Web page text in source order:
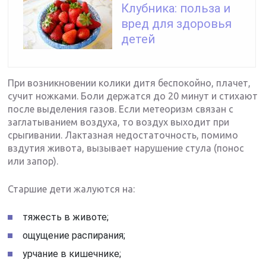
Клубника: польза и
вред для здоровья
детей
При возникновении колики дитя беспокойно, плачет,
сучит ножками. Боли держатся до 20 минут и стихают
после выделения газов. Если метеоризм связан с
заглатыванием воздуха, то воздух выходит при
срыгивании. Лактазная недостаточность, помимо
вздутия живота, вызывает нарушение стула (понос
или запор).
Старшие дети жалуются на:
тяжесть в животе;
ощущение распирания;
урчание в кишечнике;